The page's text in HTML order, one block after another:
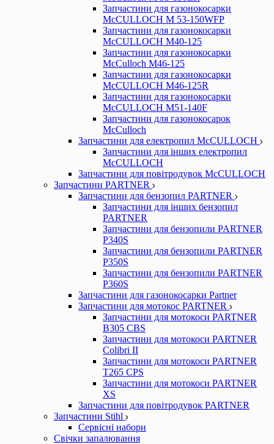
Запчастини для газонокосарки
McCULLOCH M 53-150WFP
Запчастини для газонокосарки
McCULLOCH M40-125
Запчастини для газонокосарки
McCulloch M46-125
Запчастини для газонокосарки
McCULLOCH M46-125R
Запчастини для газонокосарки
McCULLOCH M51-140F
Запчастини для газонокосарок
McCulloch
Запчастини для електропил McCULLOCH
Запчастини для інших електропил
McCULLOCH
Запчастини для повітродувок McCULLOCH
Запчастини PARTNER
Запчастини для бензопил PARTNER
Запчастини для інших бензопил
PARTNER
Запчастини для бензопили PARTNER
P340S
Запчастини для бензопили PARTNER
P350S
Запчастини для бензопили PARTNER
P360S
Запчастини для газонокосарки Partner
Запчастини для мотокос PARTNER
Запчастини для мотокоси PARTNER
B305 CBS
Запчастини для мотокоси PARTNER
Colibri II
Запчастини для мотокоси PARTNER
T265 CPS
Запчастини для мотокоси PARTNER
XS
Запчастини для повітродувок PARTNER
Запчастини Stihl
Сервісні набори
Свічки запалювання